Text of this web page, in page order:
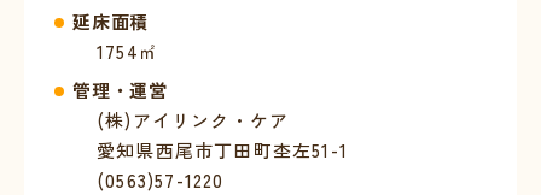
延床面積
1754㎡
管理・運営
(株)アイリンク・ケア
愛知県西尾市丁田町杢左51-1
(0563)57-1220